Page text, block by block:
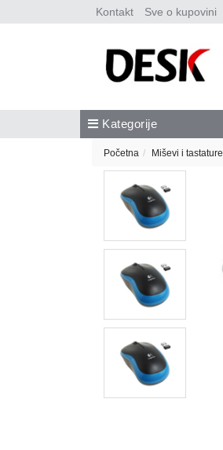
Kontakt Sve o kupovini
Kategorije
Početna Miševi i tastature